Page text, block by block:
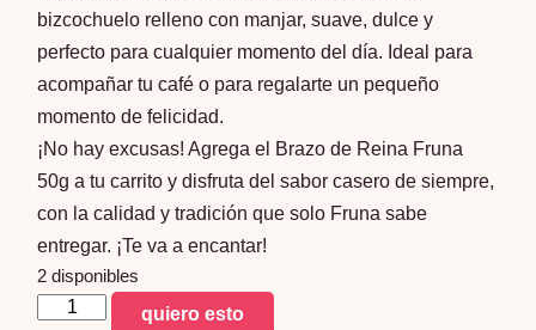
bizcochuelo relleno con manjar, suave, dulce y
perfecto para cualquier momento del día. Ideal para
acompañar tu café o para regalarte un pequeño
momento de felicidad.
¡No hay excusas! Agrega el Brazo de Reina Fruna
50g a tu carrito y disfruta del sabor casero de siempre,
con la calidad y tradición que solo Fruna sabe
entregar. ¡Te va a encantar!
2 disponibles
brazo
quiero esto